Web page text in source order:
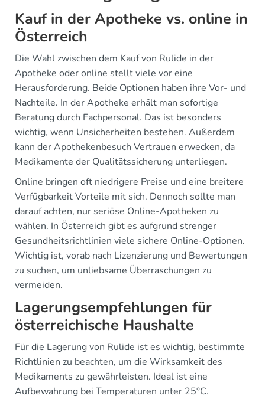
Kauf in der Apotheke vs. online in
Österreich
Die Wahl zwischen dem Kauf von Rulide in der
Apotheke oder online stellt viele vor eine
Herausforderung. Beide Optionen haben ihre Vor- und
Nachteile. In der Apotheke erhält man sofortige
Beratung durch Fachpersonal. Das ist besonders
wichtig, wenn Unsicherheiten bestehen. Außerdem
kann der Apothekenbesuch Vertrauen erwecken, da
Medikamente der Qualitätssicherung unterliegen.
Online bringen oft niedrigere Preise und eine breitere
Verfügbarkeit Vorteile mit sich. Dennoch sollte man
darauf achten, nur seriöse Online-Apotheken zu
wählen. In Österreich gibt es aufgrund strenger
Gesundheitsrichtlinien viele sichere Online-Optionen.
Wichtig ist, vorab nach Lizenzierung und Bewertungen
zu suchen, um unliebsame Überraschungen zu
vermeiden.
Lagerungsempfehlungen für
österreichische Haushalte
Für die Lagerung von Rulide ist es wichtig, bestimmte
Richtlinien zu beachten, um die Wirksamkeit des
Medikaments zu gewährleisten. Ideal ist eine
Aufbewahrung bei Temperaturen unter 25°C.